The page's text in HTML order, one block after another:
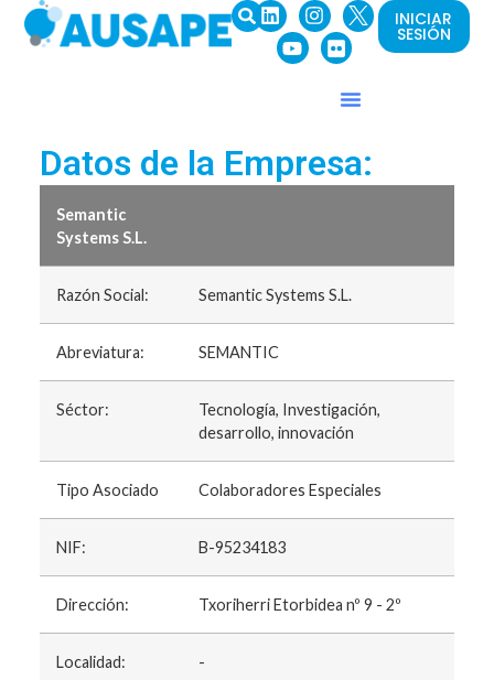
INICIAR
SESIÓN
Datos de la Empresa:
Semantic
Systems S.L.
Razón Social: Semantic Systems S.L.
Abreviatura: SEMANTIC
Séctor:
Tecnología, Investigación,
desarrollo, innovación
Tipo Asociado Colaboradores Especiales
NIF: B-95234183
Dirección: Txoriherri Etorbidea nº 9 - 2º
Localidad: -